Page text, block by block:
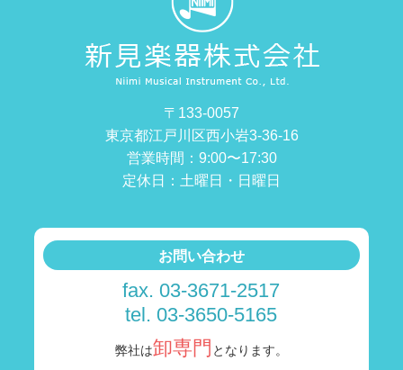
〒133-0057
東京都江戸川区西小岩3-36-16
営業時間：9:00〜17:30
定休日：土曜日・日曜日
お問い合わせ
fax. 03-3671-2517
tel. 03-3650-5165
弊社は卸専門 となります。